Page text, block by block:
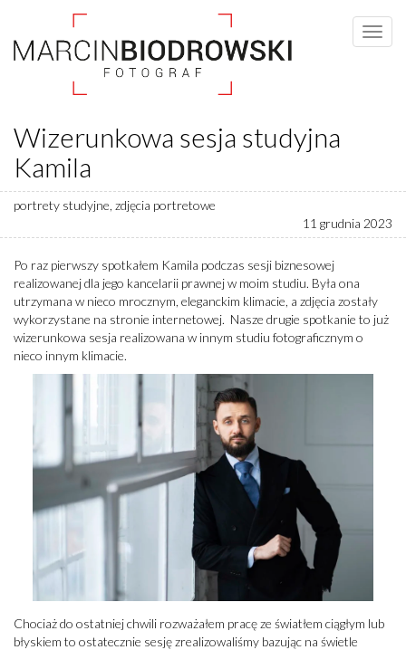
Wizerunkowa sesja studyjna
Kamila
portrety studyjne, zdjęcia portretowe
11 grudnia 2023
Po raz pierwszy spotkałem Kamila podczas sesji biznesowej
realizowanej dla jego kancelarii prawnej w moim studiu. Była ona
utrzymana w nieco mrocznym, eleganckim klimacie, a zdjęcia zostały
wykorzystane na stronie internetowej. Nasze drugie spotkanie to już
wizerunkowa sesja realizowana w innym studiu fotograficznym o
nieco innym klimacie.
Chociaż do ostatniej chwili rozważałem pracę ze światłem ciągłym lub
błyskiem to ostatecznie sesję zrealizowaliśmy bazując na świetle